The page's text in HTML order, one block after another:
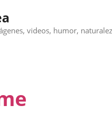
videos, humor,